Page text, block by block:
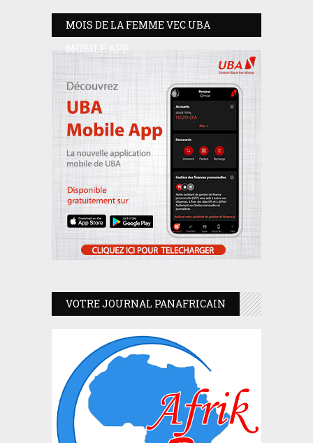
MOIS DE LA FEMME VEC UBA
MOBILE APP
VOTRE JOURNAL PANAFRICAIN